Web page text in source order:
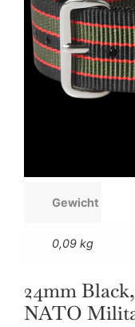
Gewicht
0,09 kg
24mm
NATO